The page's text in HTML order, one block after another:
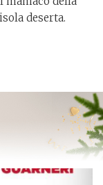
deserta.